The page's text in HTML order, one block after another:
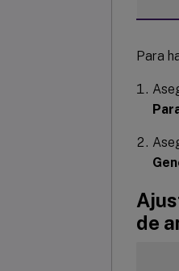
Para
de